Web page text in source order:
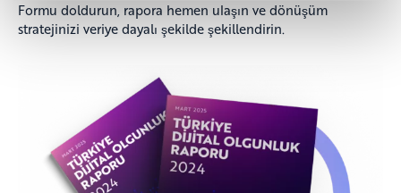
Formu doldurun, rapora hemen ulaşın ve dönüşüm
stratejinizi veriye dayalı şekilde şekillendirin.